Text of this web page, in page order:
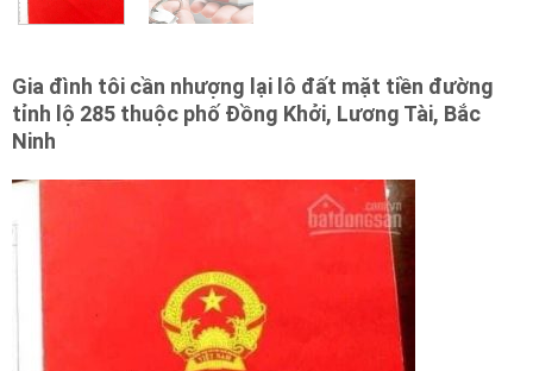
Gia đình tôi cần nhượng lại lô đất mặt tiền đường
tỉnh lộ 285 thuộc phố Đồng Khởi, Lương Tài, Bắc
Ninh